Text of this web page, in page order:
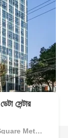
সেন্টার
মূল্য：$43-57 Square Meters